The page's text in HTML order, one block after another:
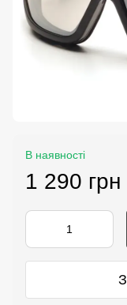
В наявності
1 290 грн